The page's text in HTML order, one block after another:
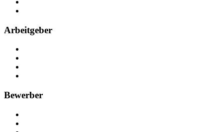
Arbeitgeber
Bewerber